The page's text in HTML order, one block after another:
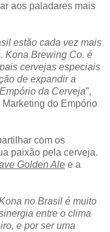
aos paladares mais
estão cada vez mais
Kona Brewing Co. é
cervejas especiais
de expandir a
da Cerveja”,
Marketing do Empório
com os
paixão pela cerveja.
Golden Ale e a
no Brasil é muito
entre o clima
e por ser uma